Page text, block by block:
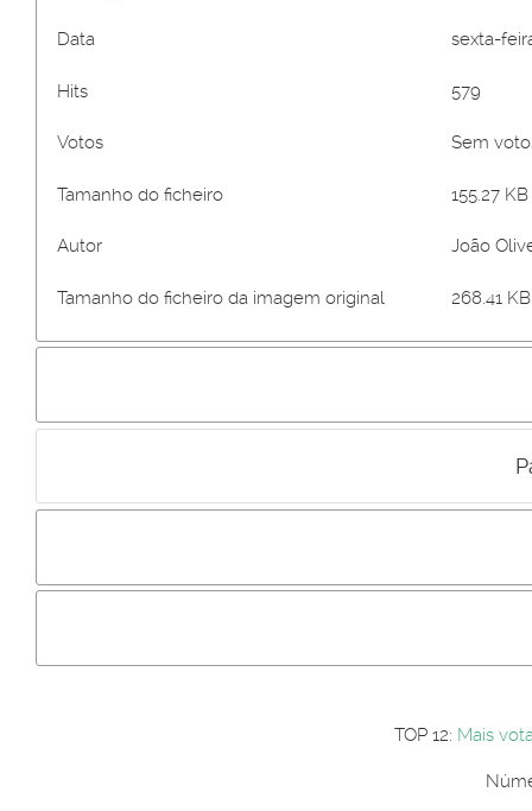
Data sexta-
Hits 579
Votos Sem
Tamanho do ficheiro 155.27
Autor João
Tamanho do ficheiro da imagem original 268.41
Incluir imagem :
Os
Primeiro autentique-se...
TOP 12: Mais